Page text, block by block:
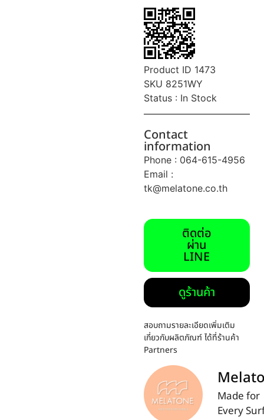
Product ID 1473
SKU 8251WY
Status : In Stock
Contact
information
Phone : 064-615-4956
Email :
tk@melatone.co.th
ติดต่อ
ผ่าน
LINE
ดูร้านค้า
สอบถามรายละเอียดเพิ่มเติม
เกี่ยวกับผลิตภัณฑ์ ได้ที่ร้านค้า
Partners
Made for
Every